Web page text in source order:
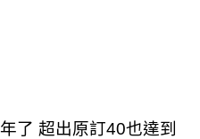
了 超出原訂40也達到